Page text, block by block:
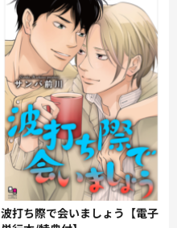
波打ち際で会いましょう【電子